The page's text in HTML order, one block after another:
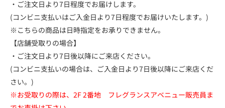
・ご注文日より7日程度でお届けします。
(コンビニ支払いはご入金日より7日程度でお届けいたします。)
※こちらの商品は日時指定をお承りできません。
【店舗受取りの場合】
・ご注文日より7日後以降にご来店ください。
(コンビニ支払いの場合は、ご入金日より7日後以降にご来店くだ
さい。)
※お受取りの際は、2F 2番地 フレグランスアベニュー販売員ま